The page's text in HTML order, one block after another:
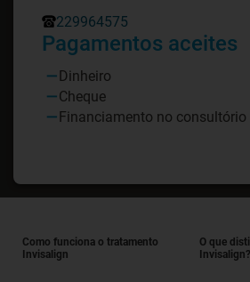
229964575
Pagamentos aceites
Dinheiro
Cheque
Financiamento no consultório
Como funciona o tratamento
Invisalign
O que
Invisalign?